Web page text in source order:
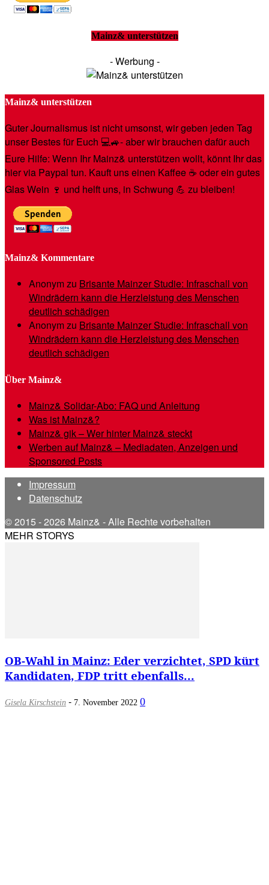
Mainz& unterstützen
- Werbung -
Mainz& unterstützen
Guter Journalismus ist nicht umsonst, wir geben jeden Tag
unser Bestes für Euch 💻🚙- aber wir brauchen dafür auch
Eure Hilfe: Wenn Ihr Mainz& unterstützen wollt, könnt Ihr das
hier via Paypal tun. Kauft uns einen Kaffee ☕️ oder ein gutes
Glas Wein 🍷 und helft uns, in Schwung 💪 zu bleiben!
Mainz& Kommentare
Anonymzu Brisante Mainzer Studie: Infraschall von
Windrädern kann die Herzleistung des Menschen
deutlich schädigen
Anonymzu Brisante Mainzer Studie: Infraschall von
Windrädern kann die Herzleistung des Menschen
deutlich schädigen
Über Mainz&
Mainz& Solidar-Abo: FAQ und Anleitung
Was ist Mainz&?
Mainz& gik – Wer hinter Mainz& steckt
Werben auf Mainz& – Mediadaten, Anzeigen und
Sponsored Posts
Impressum
Datenschutz
© 2015 - 2026 Mainz& - Alle Rechte vorbehalten
MEHR STORYS
OB-Wahl in Mainz: Eder verzichtet, SPD kürt
Kandidaten, FDP tritt ebenfalls...
Gisela Kirschstein - 7. November 2022 0